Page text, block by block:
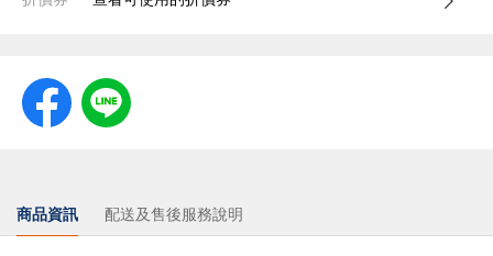
商品資訊 配送及售後服務說明